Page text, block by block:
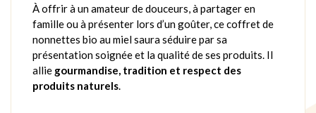
À offrir à un amateur de douceurs, à partager en
famille ou à présenter lors d’un goûter, ce coffret de
nonnettes bio au miel saura séduire par sa
présentation soignée et la qualité de ses produits. Il
allie gourmandise, tradition et respect des
produits naturels.